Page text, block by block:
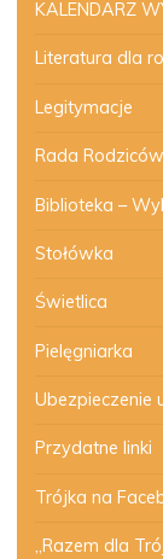
KALENDARZ
Literatura dla
Legitymacje
Rada Rodziców
Biblioteka –
Stołówka
Świetlica
Pielęgniarka
Ubezpieczenie
Przydatne linki
Trójka na
„Razem dla